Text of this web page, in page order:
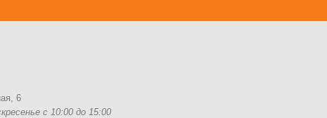
6
с 10:00 до 15:00